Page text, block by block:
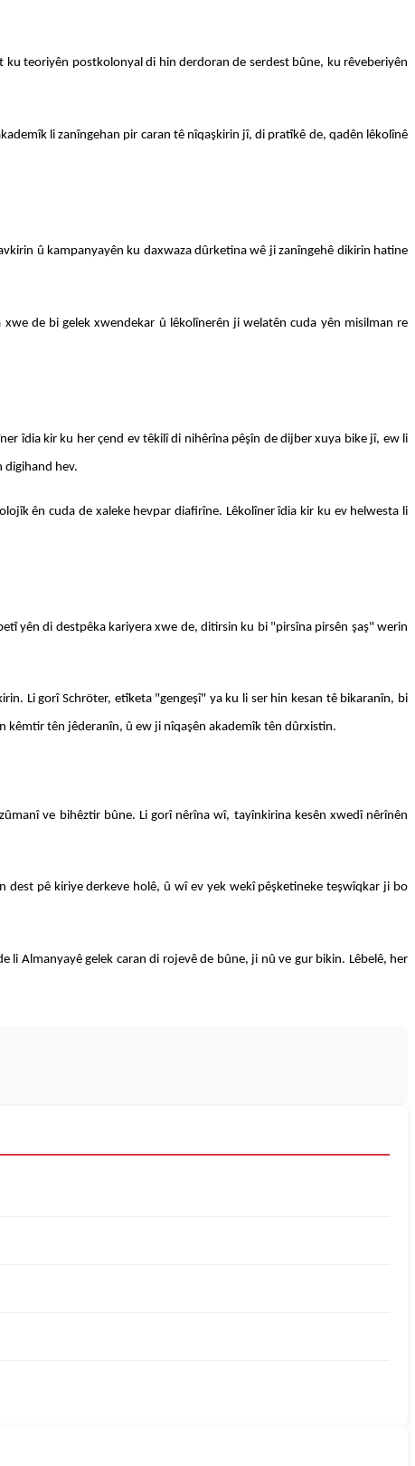
ku teoriyên postkolonyal di hin derdoran de serdest bûne, ku rêveberiyên
li zanîngehan pir caran tê nîqaşkirin jî, di pratîkê de, qadên lêkolînê
û kampanyayên ku daxwaza dûrketina wê ji zanîngehê dikirin hatine
de bi gelek xwendekar û lêkolînerên ji welatên cuda yên misilman re
îdia kir ku her çend ev têkilî di nihêrîna pêşîn de dijber xuya bike jî, ew li
digihand hev.
ên cuda de xaleke hevpar diafirîne. Lêkolîner îdia kir ku ev helwesta li
yên di destpêka kariyera xwe de, ditirsin ku bi "pirsîna pirsên şaş" werin
Li gorî Schröter, etîketa "gengeşî" ya ku li ser hin kesan tê bikaranîn, bi
kêmtir tên jêderanîn, û ew ji nîqaşên akademîk tên dûrxistin.
ve bihêztir bûne. Li gorî nêrîna wî, tayînkirina kesên xwedî nêrînên
pê kiriye derkeve holê, û wî ev yek wekî pêşketineke teşwîqkar ji bo
li Almanyayê gelek caran di rojevê de bûne, ji nû ve gur bikin. Lêbelê, her